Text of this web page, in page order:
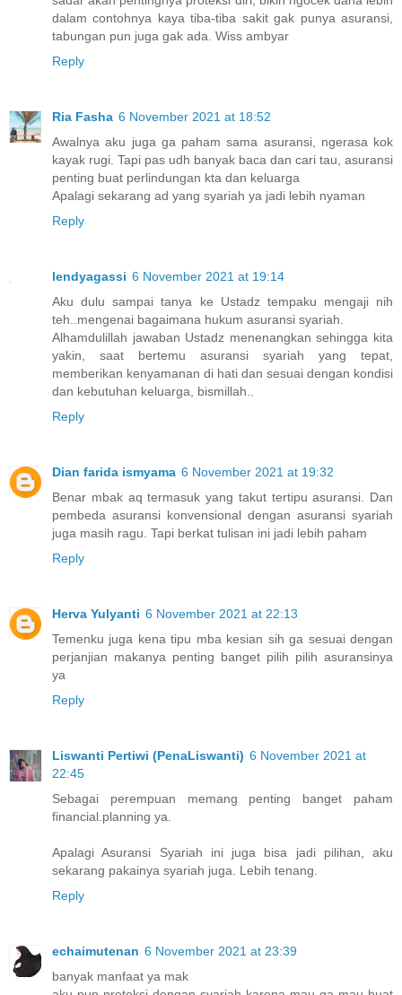
dalam contohnya kaya tiba-tiba sakit gak punya asuransi,
tabungan pun juga gak ada. Wiss ambyar
Reply
Ria Fasha 6 November 2021 at 18:52
Awalnya aku juga ga paham sama asuransi, ngerasa kok
kayak rugi. Tapi pas udh banyak baca dan cari tau, asuransi
penting buat perlindungan kta dan keluarga
Apalagi sekarang ad yang syariah ya jadi lebih nyaman
Reply
lendyagassi 6 November 2021 at 19:14
Aku dulu sampai tanya ke Ustadz tempaku mengaji nih
teh..mengenai bagaimana hukum asuransi syariah.
Alhamdulillah jawaban Ustadz menenangkan sehingga kita
yakin, saat bertemu asuransi syariah yang tepat,
memberikan kenyamanan di hati dan sesuai dengan kondisi
dan kebutuhan keluarga, bismillah..
Reply
Dian farida ismyama 6 November 2021 at 19:32
Benar mbak aq termasuk yang takut tertipu asuransi. Dan
pembeda asuransi konvensional dengan asuransi syariah
juga masih ragu. Tapi berkat tulisan ini jadi lebih paham
Reply
Herva Yulyanti 6 November 2021 at 22:13
Temenku juga kena tipu mba kesian sih ga sesuai dengan
perjanjian makanya penting banget pilih pilih asuransinya
ya
Reply
Liswanti Pertiwi (PenaLiswanti) 6 November 2021 at
22:45
Sebagai perempuan memang penting banget paham
financial.planning ya.
Apalagi Asuransi Syariah ini juga bisa jadi pilihan, aku
sekarang pakainya syariah juga. Lebih tenang.
Reply
echaimutenan 6 November 2021 at 23:39
banyak manfaat ya mak